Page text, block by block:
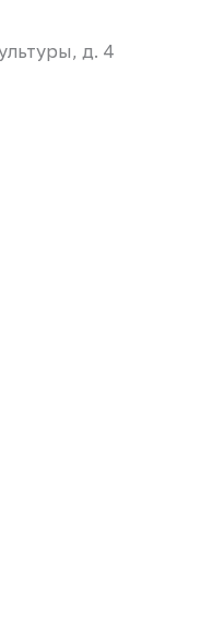
д. 4